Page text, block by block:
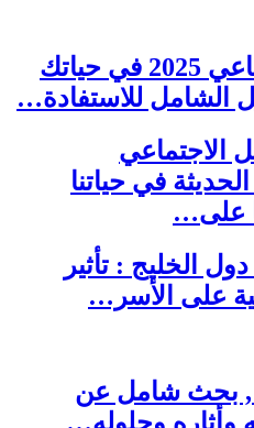
الذكاء الاصطناعي 2025 في حياتك
الشامل للاستفادة…
الاجتماعي
في حياتنا
على…
الخليج : تأثير
على الأسر…
, بحث شامل عن
وأثاره وحلوله…